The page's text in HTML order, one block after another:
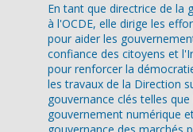
En tant que directrice de la
à l'OCDE, elle dirige les
pour aider les
confiance des citoyens et
pour renforcer la
les travaux de la Direction
gouvernance clés telles
gouvernement numérique